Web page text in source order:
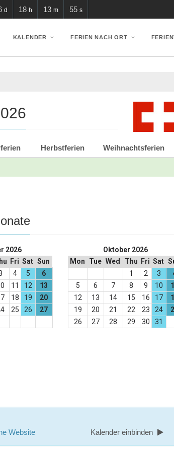
d 18 h 13 m 55 s
KALENDER FERIEN NACH ORT
Herbstferien Weihnachtsferien
2026
Fri Sat Sun
4 5
6
11 12
13
18 19
20
25 26
27
Oktober 2026
Mon
Tue Wed Thu Fri Sat
1
2 3
5
6 7 8 9 10
12
13 14 15 16 17
19
20 21 22 23 24
26
27 28 29 30 31
Website
Kalender einbinden